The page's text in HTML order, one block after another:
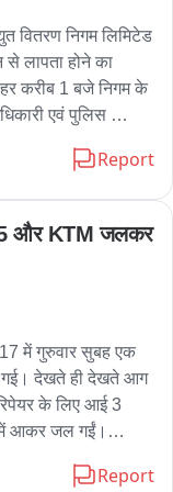
वितरण निगम लिमिटेड
से लापता होने का
करीब 1 बजे निगम के
एवं पुलिस
कि रंभावली निवासी
की रिपोर्ट पहले ही
नहीं मिल सका है।
को देखते हुए विशेष
कराई जाए, ताकि
मामले की जांच में तेजी
यह भी चेतावनी दी गई
का पता नहीं चलता
के अधिकारी और
सौंपने के दौरान निगम
लापता कर्मचारी का
Report
और KTM जलकर
में गुरुवार सुबह एक
गई। देखते ही देखते आग
के लिए आई 3
आकर जल गईं।
नुकसान हुआ है। राहत
Report